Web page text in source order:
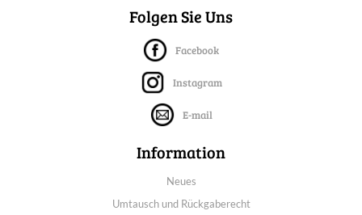
Folgen Sie Uns
Facebook
Instagram
E-mail
Information
Neues
Umtausch und Rückgaberecht